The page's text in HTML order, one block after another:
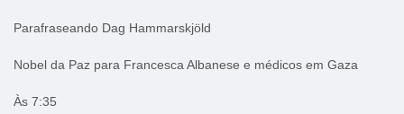
Parafraseando Dag Hammarskjöld
Nobel da Paz para Francesca Albanese e médicos em Gaza
Às 7:35